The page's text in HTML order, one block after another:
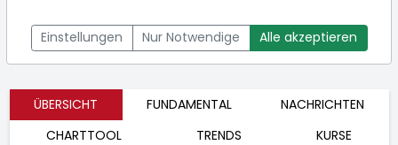
US45781M1018]
Aktienkurse
Bid:20,650$Ask:20,680$
ÜBERSICHT FUNDAMENTAL
NACHRICHTEN
CHARTTOOL
TRENDS KURSE
Einstellungen Nur Notwendige Alle akzeptieren